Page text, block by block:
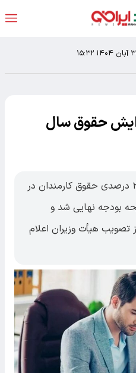
۱۵:۳۲
حقوق سال
اقتصاد ایرانی: افزایش ۲۰ درصدی حقوق کارمندان در
لایحه بودجه نهایی شد و
هیأت وزیران اعلام